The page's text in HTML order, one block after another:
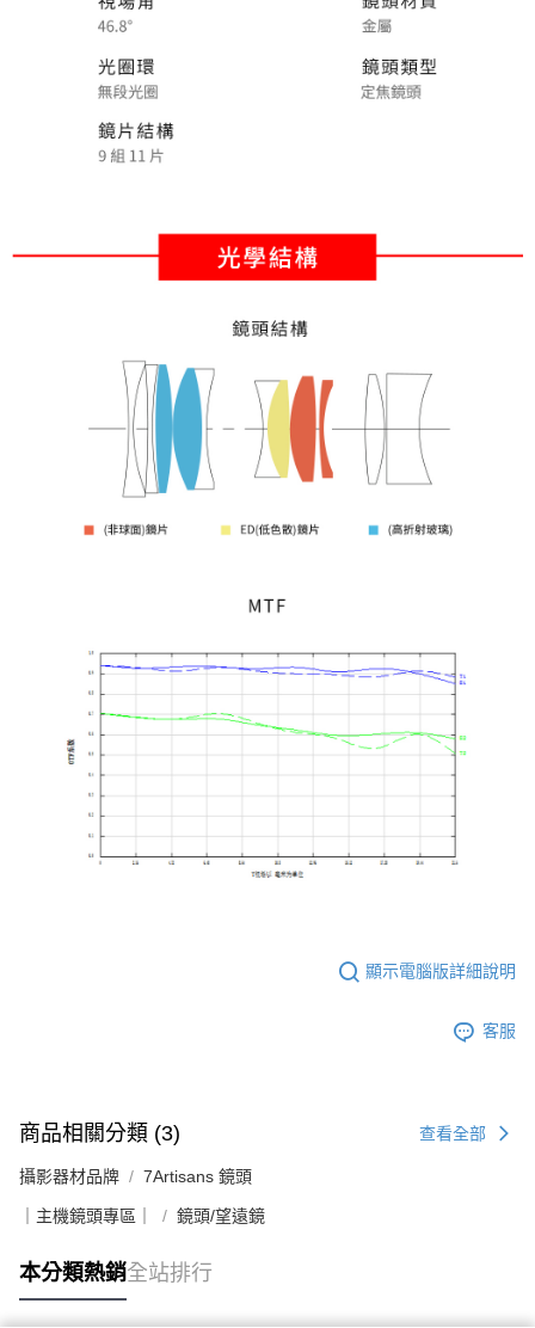
顯示電腦版詳細說明
客服
商品相關分類 (3) 查看全部
攝影器材品牌 7Artisans 鏡頭
｜主機鏡頭專區｜ 鏡頭/望遠鏡
本分類熱銷全站排行